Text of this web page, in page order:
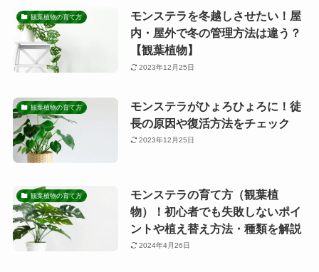
観葉植物の育て方
モンステラを冬越しさせたい！屋
内・屋外で冬の管理方法は違う？
【観葉植物】
2023年12月25日
観葉植物の育て方
モンステラがひょろひょろに！徒
長の原因や復活方法をチェック
2023年12月25日
観葉植物の育て方
モンステラの育て方（観葉植
物）！初心者でも失敗しないポイ
ントや植え替え方法・種類を解説
2024年4月26日